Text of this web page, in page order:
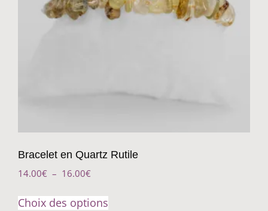
Bracelet en Quartz Rutile
14.00€ – 16.00€
Choix des options